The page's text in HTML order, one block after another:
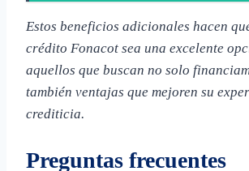
Estos beneficios adicionales hacen
crédito Fonacot sea una excelente
aquellos que buscan no solo
también ventajas que mejoren su
crediticia.
Preguntas frecuentes